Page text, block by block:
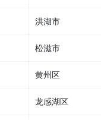
洪湖市
松滋市
黄州区
龙感湖区